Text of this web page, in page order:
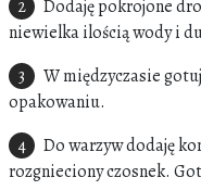
Dodaję pokrojone
niewielka ilością wody i
W międzyczasie
opakowaniu.
Do warzyw dodaję
rozgnieciony czosnek.